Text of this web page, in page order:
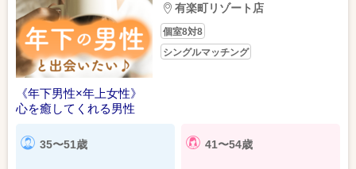
有楽町リゾート店
個室8対8
シングルマッチング
《年下男性×年上女性》
心を癒してくれる男性
35〜51歳 41〜54歳